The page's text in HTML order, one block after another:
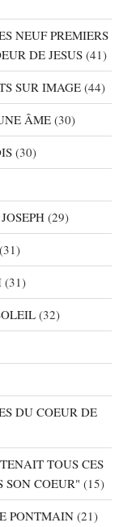
NEUF PREMIERS
DE JESUS (41)
SUR IMAGE (44)
ÂME (30)
(30)
(29)
(31)
(31)
(32)
DU COEUR DE
TOUS CES
SON COEUR" (15)
PONTMAIN (21)